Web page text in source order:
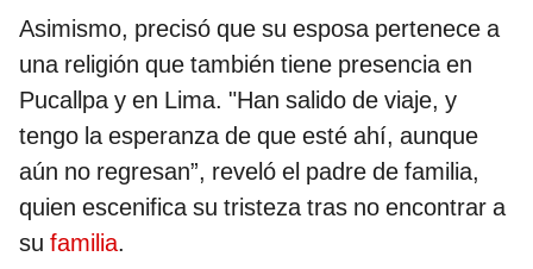
Asimismo, precisó que su esposa pertenece a
una religión que también tiene presencia en
Pucallpa y en Lima. "Han salido de viaje, y
tengo la esperanza de que esté ahí, aunque
aún no regresan”, reveló el padre de familia,
quien escenifica su tristeza tras no encontrar a
su familia.